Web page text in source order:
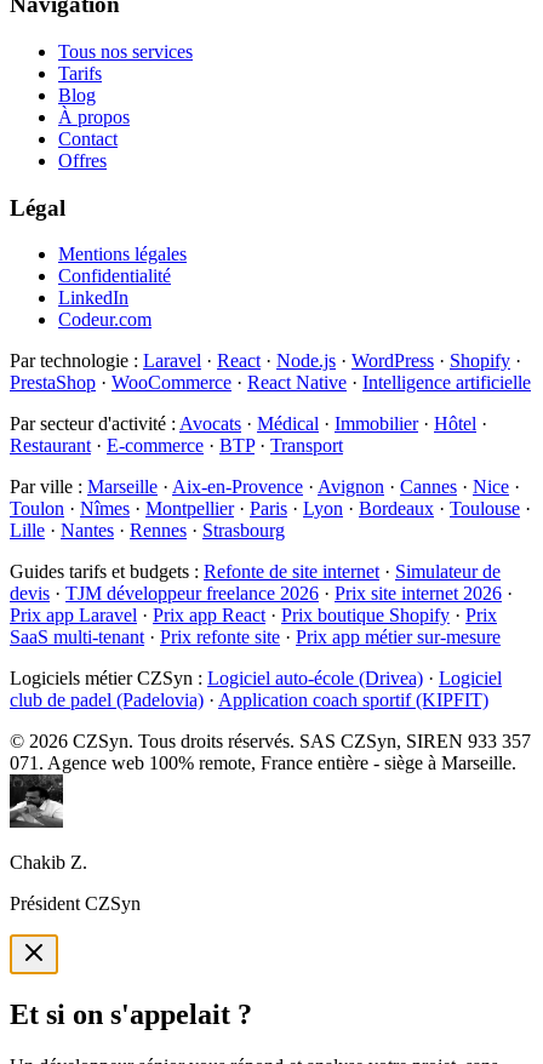
Tous nos services
Tarifs
Blog
À propos
Contact
Offres
Légal
Mentions légales
Confidentialité
LinkedIn
Codeur.com
Par technologie : Laravel · React · Node.js · WordPress · Shopify ·
PrestaShop · WooCommerce · React Native · Intelligence artificielle
Par secteur d'activité : Avocats · Médical · Immobilier· Hôtel ·
Restaurant · E-commerce · BTP· Transport
Par ville : Marseille · Aix-en-Provence · Avignon · Cannes · Nice ·
Toulon · Nîmes · Montpellier· Paris · Lyon · Bordeaux · Toulouse ·
Lille · Nantes · Rennes · Strasbourg
Guides tarifs et budgets : Refonte de site internet · Simulateur de
devis · TJM développeur freelance 2026 · Prix site internet 2026 ·
Prix app Laravel · Prix app React · Prix boutique Shopify · Prix
SaaS multi-tenant · Prix refonte site · Prix app métier sur-mesure
Logiciels métier CZSyn : Logiciel auto-école (Drivea) · Logiciel
club de padel (Padelovia) · Application coach sportif (KIPFIT)
© 2026 CZSyn. Tous droits réservés. SAS CZSyn, SIREN 933 357
071. Agence web 100% remote, France entière - siège à Marseille.
Chakib Z.
Président CZSyn
Et si on s'appelait ?